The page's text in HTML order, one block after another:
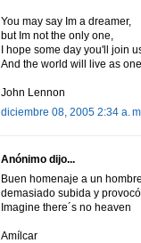
You may say Im a dreamer,
but Im not the only one,
I hope some day you'll join
And the world will live as
John Lennon
diciembre 08, 2005 2:34 a.
Anónimo dijo...
Buen homenaje a un
demasiado subida y
Imagine there´s no heaven
Amílcar